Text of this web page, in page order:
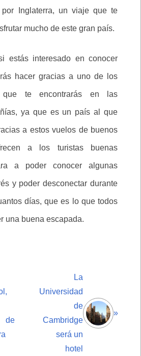
Inglaterra, un viaje que te
mucho de este gran país.
estás interesado en conocer
hacer gracias a uno de los
que te encontrarás en las
ya que es un país al que
a estos vuelos de buenos
a los turistas buenas
a poder conocer algunas
y poder desconectar durante
días, que es lo que todos
una buena escapada.
de
La
Universidad
de
Cambridge
será un
hotel
»